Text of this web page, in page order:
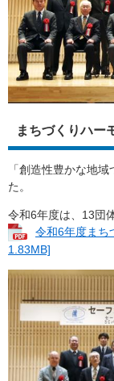
まちづくりハー
「創造性豊かな地
た。
令和6年度は、13団
令和6年度まち
1.83MB]